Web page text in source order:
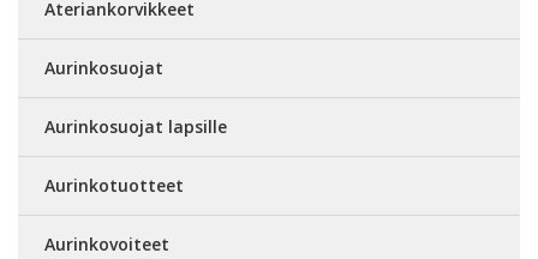
Ateriankorvikkeet
Aurinkosuojat
Aurinkosuojat lapsille
Aurinkotuotteet
Aurinkovoiteet